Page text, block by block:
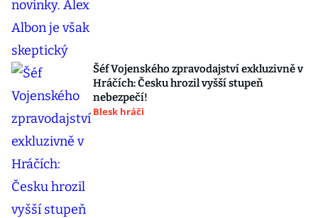
Šéf Vojenského zpravodajství exkluzivně v
Hráčích: Česku hrozil vyšší stupeň
nebezpečí!
Blesk hráči